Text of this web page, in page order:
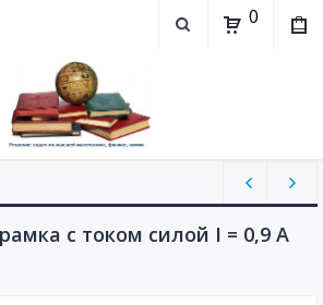
0
Doc+PDF) (8689)
с током силой I = 0,9 А